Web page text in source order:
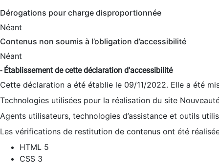
Dérogations pour charge disproportionnée
Néant
Contenus non soumis à l’obligation d’accessibilité
Néant
- Établissement de cette déclaration d'accessibilité
Cette déclaration a été établie le 09/11/2022. Elle a été
Technologies utilisées pour la réalisation du site
Agents utilisateurs, technologies d’assistance et outils
Les vérifications de restitution de contenus ont été
HTML 5
CSS 3